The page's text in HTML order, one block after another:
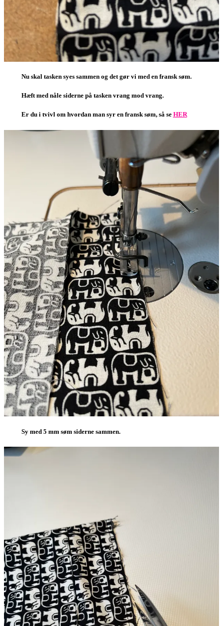
Nu skal tasken syes sammen og det gør vi med en fransk søm.
Hæft med nåle siderne på tasken vrang mod vrang.
Er du i tvivl om hvordan man syr en fransk søm, så se HER
Sy med 5 mm søm siderne sammen.